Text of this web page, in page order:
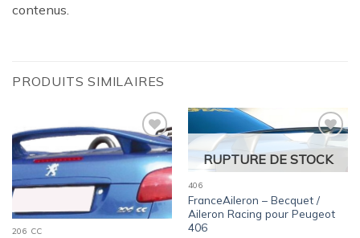
contenus.
PRODUITS SIMILAIRES
Ajouter
à la
wishlist
206 CC
Ajouter
à la
wishlist
RUPTURE DE STOCK
406
FranceAileron – Becquet /
Aileron Racing pour Peugeot
406